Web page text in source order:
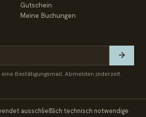
Gutschein
Meine Buchungen
Bestätigungsmail. Abmelden jederzeit.
ausschließlich technisch notwendige